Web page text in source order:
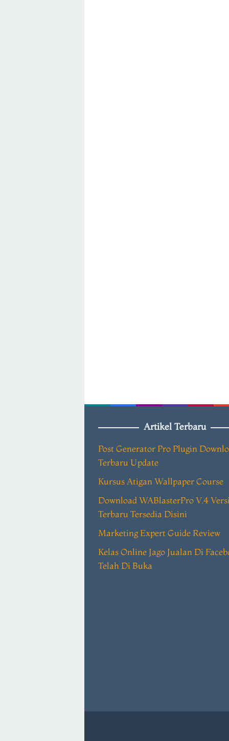
Artikel Terbaru
Post Generator Pro Plugin
Terbaru Update
Kursus Atigan Wallpaper Course
Download WABlasterPro V.4 Versi
Terbaru Tersedia Disini
Marketing Expert Guide Review
Kelas Online Jago Jualan Di
Telah Di Buka